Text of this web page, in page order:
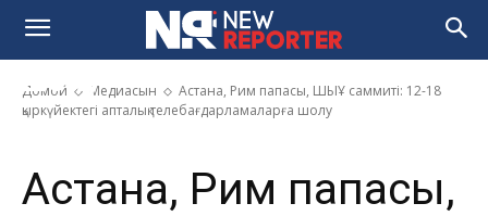
Домой Медиасын
Астана, Рим папасы, ШЫҰ саммиті: 12-18
қыркүйектегі апталық телебағдарламаларға шолу
саммиті: 12-18 қыркүйектегі
апталық телебағдарламаларға
шолу
Астана, Рим папасы,